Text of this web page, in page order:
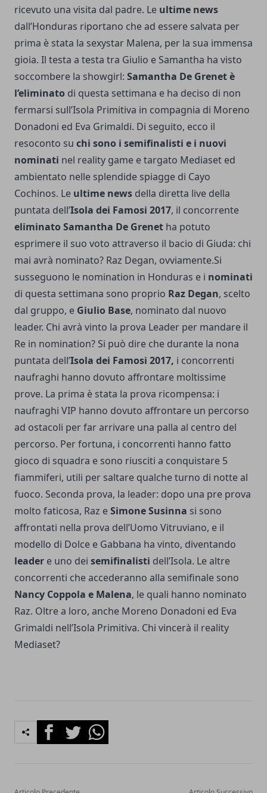
ricevuto una visita dal padre. Le ultime news
dall’Honduras riportano che ad essere salvata per
prima è stata la sexystar Malena, per la sua immensa
gioia. Il testa a testa tra Giulio e Samantha ha visto
soccombere la showgirl: Samantha De Grenet è
l’eliminato di questa settimana e ha deciso di non
fermarsi sull’Isola Primitiva in compagnia di Moreno
Donadoni ed Eva Grimaldi. Di seguito, ecco il
resoconto su chi sono i semifinalisti e i nuovi
nominati nel reality game e targato Mediaset ed
ambientato nelle splendide spiagge di Cayo
Cochinos. Le ultime news della diretta live della
puntata dell’Isola dei Famosi 2017, il concorrente
eliminato Samantha De Grenet ha potuto
esprimere il suo voto attraverso il bacio di Giuda: chi
mai avrà nominato? Raz Degan, ovviamente.Si
susseguono le nomination in Honduras e i nominati
di questa settimana sono proprio Raz Degan, scelto
dal gruppo, e Giulio Base, nominato dal nuovo
leader. Chi avrà vinto la prova Leader per mandare il
Re in nomination? Si può dire che durante la nona
puntata dell’Isola dei Famosi 2017, i concorrenti
naufraghi hanno dovuto affrontare moltissime
prove. La prima è stata la prova ricompensa: i
naufraghi VIP hanno dovuto affrontare un percorso
ad ostacoli per far arrivare una palla al centro del
percorso. Per fortuna, i concorrenti hanno fatto
gioco di squadra e sono riusciti a conquistare 5
fiammiferi, utili per saltare qualche turno di notte al
fuoco. Seconda prova, la leader: dopo una pre prova
molto faticosa, Raz eSimone Susinna si sono
affrontati nella prova dell’Uomo Vitruviano, e il
modello di Dolce e Gabbana ha vinto, diventando
leader e uno dei semifinalisti dell’Isola. Le altre
concorrenti che accederanno alla semifinale sono
Nancy Coppola e Malena, le quali hanno nominato
Raz. Oltre a loro, anche Moreno Donadoni ed Eva
Grimaldi nell’Isola Primitiva. Chi vincerà il reality
Mediaset?
FacebookTwitterWhatsapp